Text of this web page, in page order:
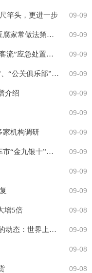
09-09
竿头，更进一步
09-09
鳕鱼炖豆腐的家常做法窍门（鳕鱼炖豆腐家常做法第一名厨）
09-09
金水区国基路街道辖区客运站开展“大客流”应急处置演练活动
09-09
《如龙7外传 无名之龙》公开“斗技场”、“公关俱乐部”等娱乐场所的详细信息
09-09
介绍
09-09
09-09
家机构调研
09-09
多地汽车促消费利好政策密集出台，车市“金九银十”有望重现
09-09
09-09
09-08
增5倍
09-09
恩佐评论克里斯蒂安-罗梅罗庆祝胜利的动态：世界上最好的中卫
09-08
09-08